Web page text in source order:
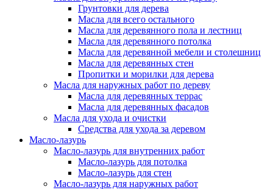
Грунтовки для дерева
Масла для всего остального
Масла для деревянного пола и лестниц
Масла для деревянного потолка
Масла для деревянной мебели и столешниц
Масла для деревянных стен
Пропитки и морилки для дерева
Масла для наружных работ по дереву
Масла для деревянных террас
Масла для деревянных фасадов
Масла для ухода и очистки
Средства для ухода за деревом
Масло-лазурь
Масло-лазурь для внутренних работ
Масло-лазурь для потолка
Масло-лазурь для стен
Масло-лазурь для наружных работ